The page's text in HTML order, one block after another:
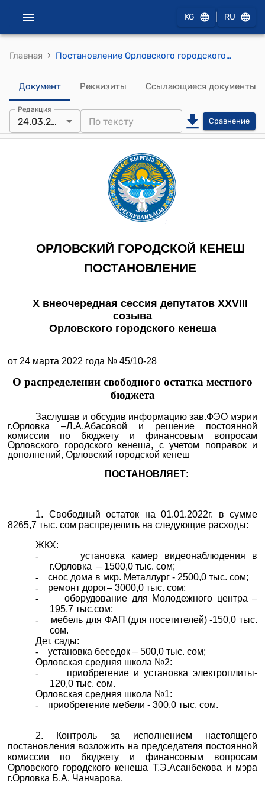
KG RU
Главная › Постановление Орловского городского кенеша от 24 марта 2022 года № 45/10-28 "О распределении свободного остатка местного бюджета"
Документ Реквизиты Ссылающиеся документы
Редакция
24.03.2022 Сравнение